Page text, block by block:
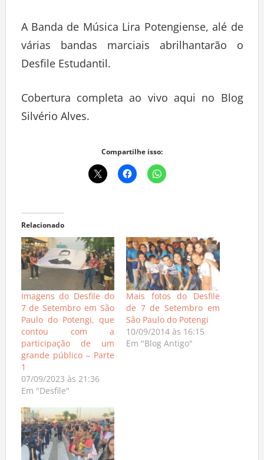
A Banda de Música Lira Potengiense, alé de
várias bandas marciais abrilhantarão o
Desfile Estudantil.
Cobertura completa ao vivo aqui no Blog
Silvério Alves.
Compartilhe isso:
Relacionado
Imagens do Desfile do
7 de Setembro em São
Paulo do Potengi, que
contou com a
participação de um
grande público – Parte
1
07/09/2023 às 21:36
Em "Desfile"
Mais fotos do Desfile
de 7 de Setembro em
São Paulo do Potengi
10/09/2014 às 16:15
Em "Blog Antigo"